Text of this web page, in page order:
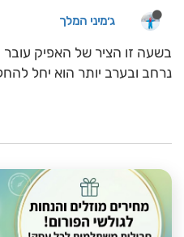
ג׳מיני המלך
בשעה זו הציר של האפיק
נרחב ובערב יותר הוא יחל